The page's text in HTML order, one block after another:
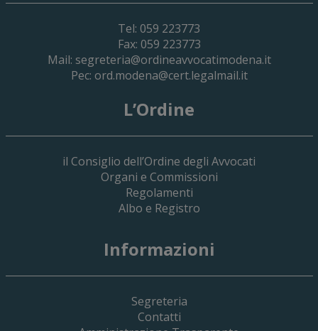
19 Giugno 2026
Tel: 059 223773
Fax: 059 223773
Mail: segreteria@ordineavvocatimodena.it
Pec: ord.modena@cert.legalmail.it
L’Ordine
il Consiglio dell’Ordine degli Avvocati
Organi e Commissioni
Regolamenti
Albo e Registro
Informazioni
Segreteria
Contatti